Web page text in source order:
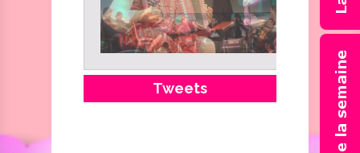
Tweets